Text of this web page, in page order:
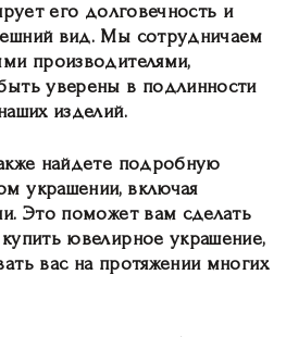
его долговечность и
вид. Мы сотрудничаем
производителями,
уверены в подлинности
изделий.
найдете подробную
украшении, включая
Это поможет вам сделать
ювелирное украшение,
вас на протяжении многих